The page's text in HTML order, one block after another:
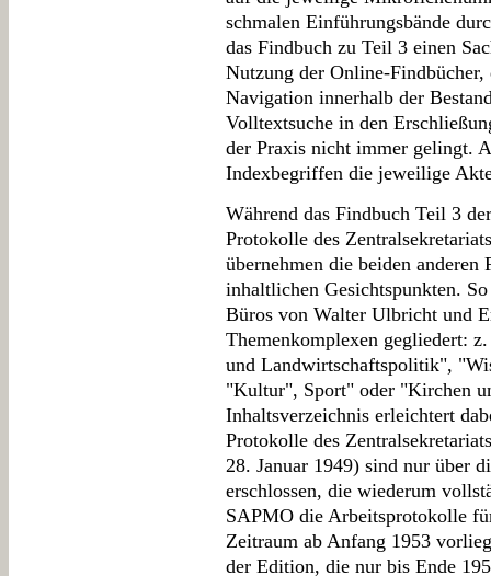
schmalen Einführungsbände
das Findbuch zu Teil 3 einen
Nutzung der Online-
Navigation innerhalb der
Volltextsuche in den
der Praxis nicht immer gelingt.
Indexbegriffen die jeweilige
Während das Findbuch Teil 3
Protokolle des
übernehmen die beiden
inhaltlichen Gesichtspunkten.
Büros von Walter Ulbricht und
Themenkomplexen gegliedert:
und Landwirtschaftspolitik",
"Kultur", Sport" oder "Kirchen
Inhaltsverzeichnis erleichtert
Protokolle des
28. Januar 1949) sind nur über
erschlossen, die wiederum
SAPMO die Arbeitsprotokolle
Zeitraum ab Anfang 1953
der Edition, die nur bis Ende